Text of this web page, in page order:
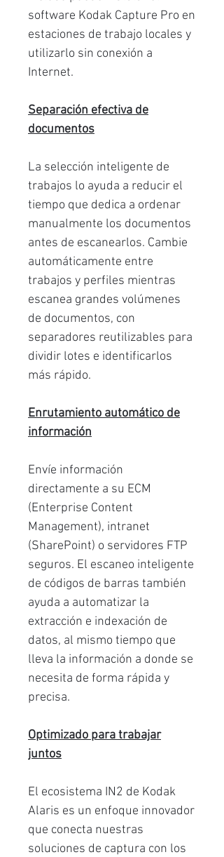
software Kodak Capture Pro en
estaciones de trabajo locales y
utilizarlo sin conexión a
Internet.
Separación efectiva de
documentos
La selección inteligente de
trabajos lo ayuda a reducir el
tiempo que dedica a ordenar
manualmente los documentos
antes de escanearlos. Cambie
automáticamente entre
trabajos y perfiles mientras
escanea grandes volúmenes
de documentos, con
separadores reutilizables para
dividir lotes e identificarlos
más rápido.
Enrutamiento automático de
información
Envíe información
directamente a su ECM
(Enterprise Content
Management), intranet
(SharePoint) o servidores FTP
seguros. El escaneo inteligente
de códigos de barras también
ayuda a automatizar la
extracción e indexación de
datos, al mismo tiempo que
lleva la información a donde se
necesita de forma rápida y
precisa.
Optimizado para trabajar
juntos
El ecosistema IN2 de Kodak
Alaris es un enfoque innovador
que conecta nuestras
soluciones de captura con los